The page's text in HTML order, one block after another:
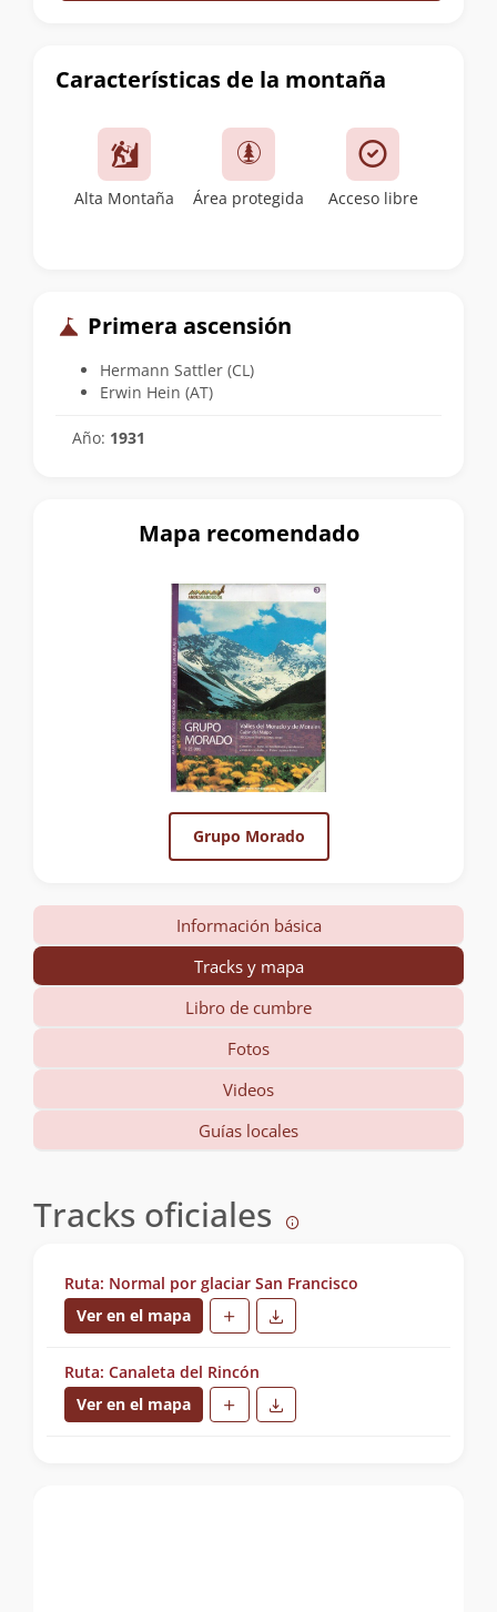
Características de la montaña
Alta Montaña Área protegida Acceso libre
Primera ascensión
Hermann Sattler (CL)
Erwin Hein (AT)
Año: 1931
Mapa recomendado
Grupo Morado
Información básica
Tracks y mapa
Libro de cumbre
Fotos
Videos
Guías locales
Tracks oficiales
Ruta: Normal por glaciar San Francisco
Ver en el mapa
Ruta: Canaleta del Rincón
Ver en el mapa